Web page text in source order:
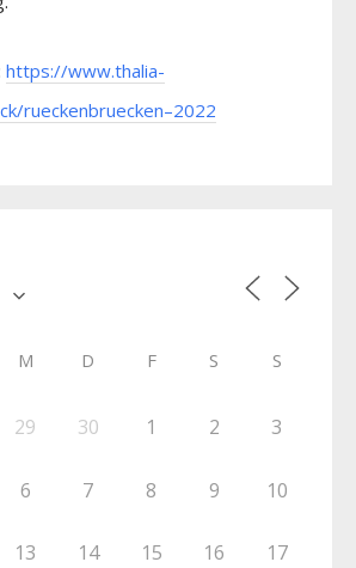
https://www.thalia-
rueckenbruecken–2022
M D F S S
29 30 1 2 3
6 7 8 9 10
13 14 15 16 17